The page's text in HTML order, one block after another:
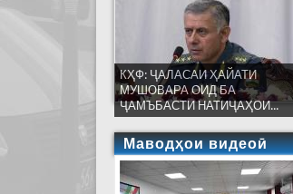
КҲФ: ҶАЛАСАИ ҲАЙАТИ
МУШОВАРА ОИД БА
ҶАМЪБАСТИ НАТИҶАҲОИ...
Маводҳои видеоӣ